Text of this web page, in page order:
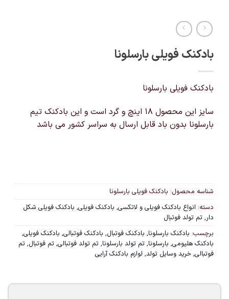
بادکنک فویلی بارسلونا
بادکنک فویلی بارسلونا
سایز این محصول 18 اینچ و گرد است و این بادکنک تیم
بارسلونا بدون باد قابل ارسال به سراسر کشور می باشد
شناسه محصول: بادکنک فویلی بارسلونا
دسته: انواع بادکنک فویلی و لاتکسی, بادکنک فویلی, بادکنک فویلی شکل
دار, تم تولد فوتبال
برچسب: بادکنک بارسلونا, بادکنک فوتبال, بادکنک فوتبالی, بادکنک فویلی,
بادکنک هلیومی, بارسلونا, تم تولد بارسلونا, تم تولد فوتبالی, تم فوتبال, تم
فوتبالی, خرید وسایل تولد, لوازم بادکنک آرایی